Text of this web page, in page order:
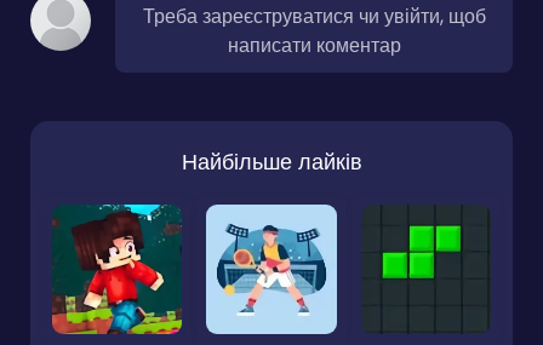
Треба зареєструватися чи увійти, щоб
написати коментар
Найбільше лайків